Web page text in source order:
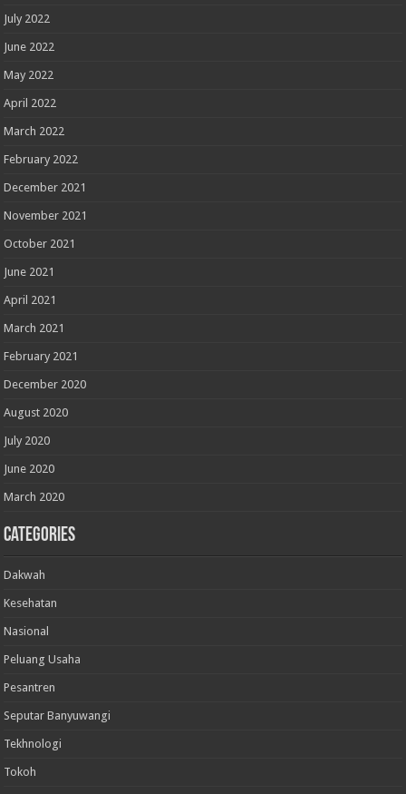
July 2022
June 2022
May 2022
April 2022
March 2022
February 2022
December 2021
November 2021
October 2021
June 2021
April 2021
March 2021
February 2021
December 2020
August 2020
July 2020
June 2020
March 2020
Categories
Dakwah
Kesehatan
Nasional
Peluang Usaha
Pesantren
Seputar Banyuwangi
Tekhnologi
Tokoh